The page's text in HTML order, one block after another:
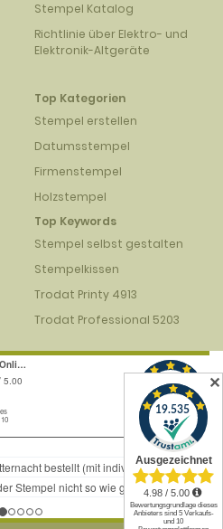
Stempel Katalog
Richtlinie über Elektro- und
Elektronik-Altgeräte
Top Kategorien
Stempel erstellen
Datumsstempel
Firmenstempel
Holzstempel
Top Keywords
Stempel selbst gestalten
Stempelkissen
Trodat Printy 4913
Trodat Professional 5203
✕